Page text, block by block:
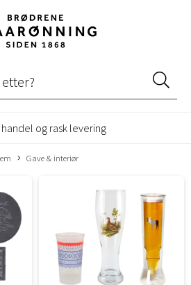
og rask levering
Gave & interiør